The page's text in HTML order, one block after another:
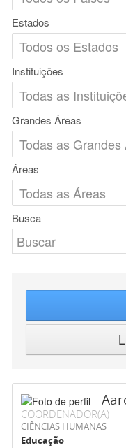
Estados
Instituições
Grandes Áreas
Áreas
Busca
COORDENADOR(A)
CIÊNCIAS HUMANAS
Educação